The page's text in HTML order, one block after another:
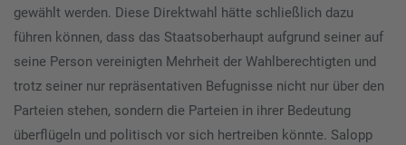
gewählt werden. Diese Direktwahl hätte schließlich dazu
führen können, dass das Staatsoberhaupt aufgrund seiner auf
seine Person vereinigten Mehrheit der Wahlberechtigten und
trotz seiner nur repräsentativen Befugnisse nicht nur über den
Parteien stehen, sondern die Parteien in ihrer Bedeutung
überflügeln und politisch vor sich hertreiben könnte. Salopp